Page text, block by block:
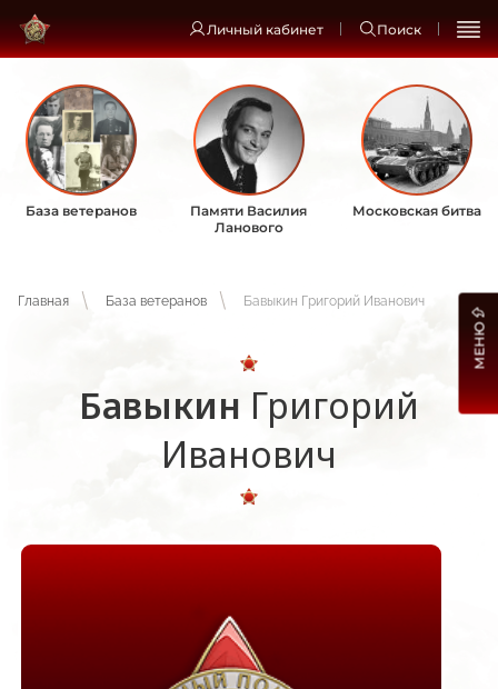
Личный кабинет Поиск
База ветеранов
Памяти Василия
Ланового
Московская битва
Главная База ветеранов Бавыкин Григорий Иванович
Бавыкин Григорий
Иванович
МЕНЮ